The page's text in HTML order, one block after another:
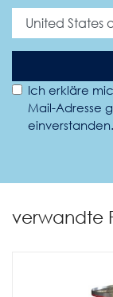
Ich erkläre
Mail-Adresse
verwandte